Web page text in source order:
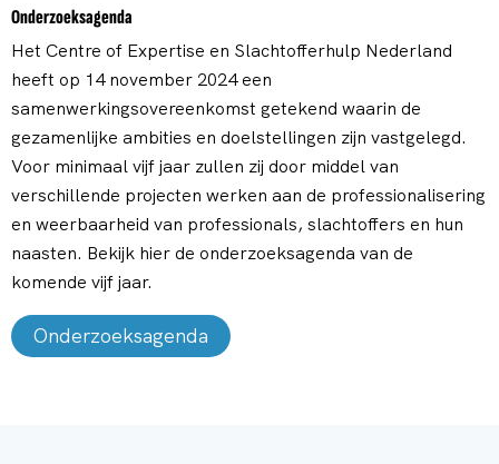
Onderzoeksagenda
Het Centre of Expertise en Slachtofferhulp Nederland
heeft op 14 november 2024 een
samenwerkingsovereenkomst getekend waarin de
gezamenlijke ambities en doelstellingen zijn vastgelegd.
Voor minimaal vijf jaar zullen zij door middel van
verschillende projecten werken aan de professionalisering
en weerbaarheid van professionals, slachtoffers en hun
naasten. Bekijk hier de onderzoeksagenda van de
komende vijf jaar.
Onderzoeksagenda